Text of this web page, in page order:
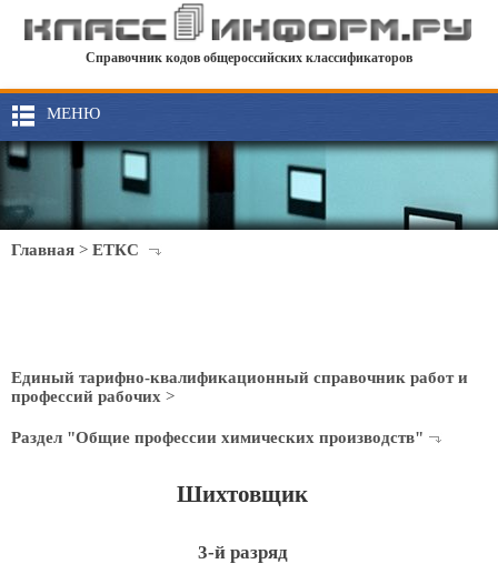
Справочник кодов общероссийских классификаторов
МЕНЮ
Главная > ЕТКС
Единый тарифно-квалификационный справочник работ и
профессий рабочих >
Раздел "Общие профессии химических производств"
Шихтовщик
3-й разряд